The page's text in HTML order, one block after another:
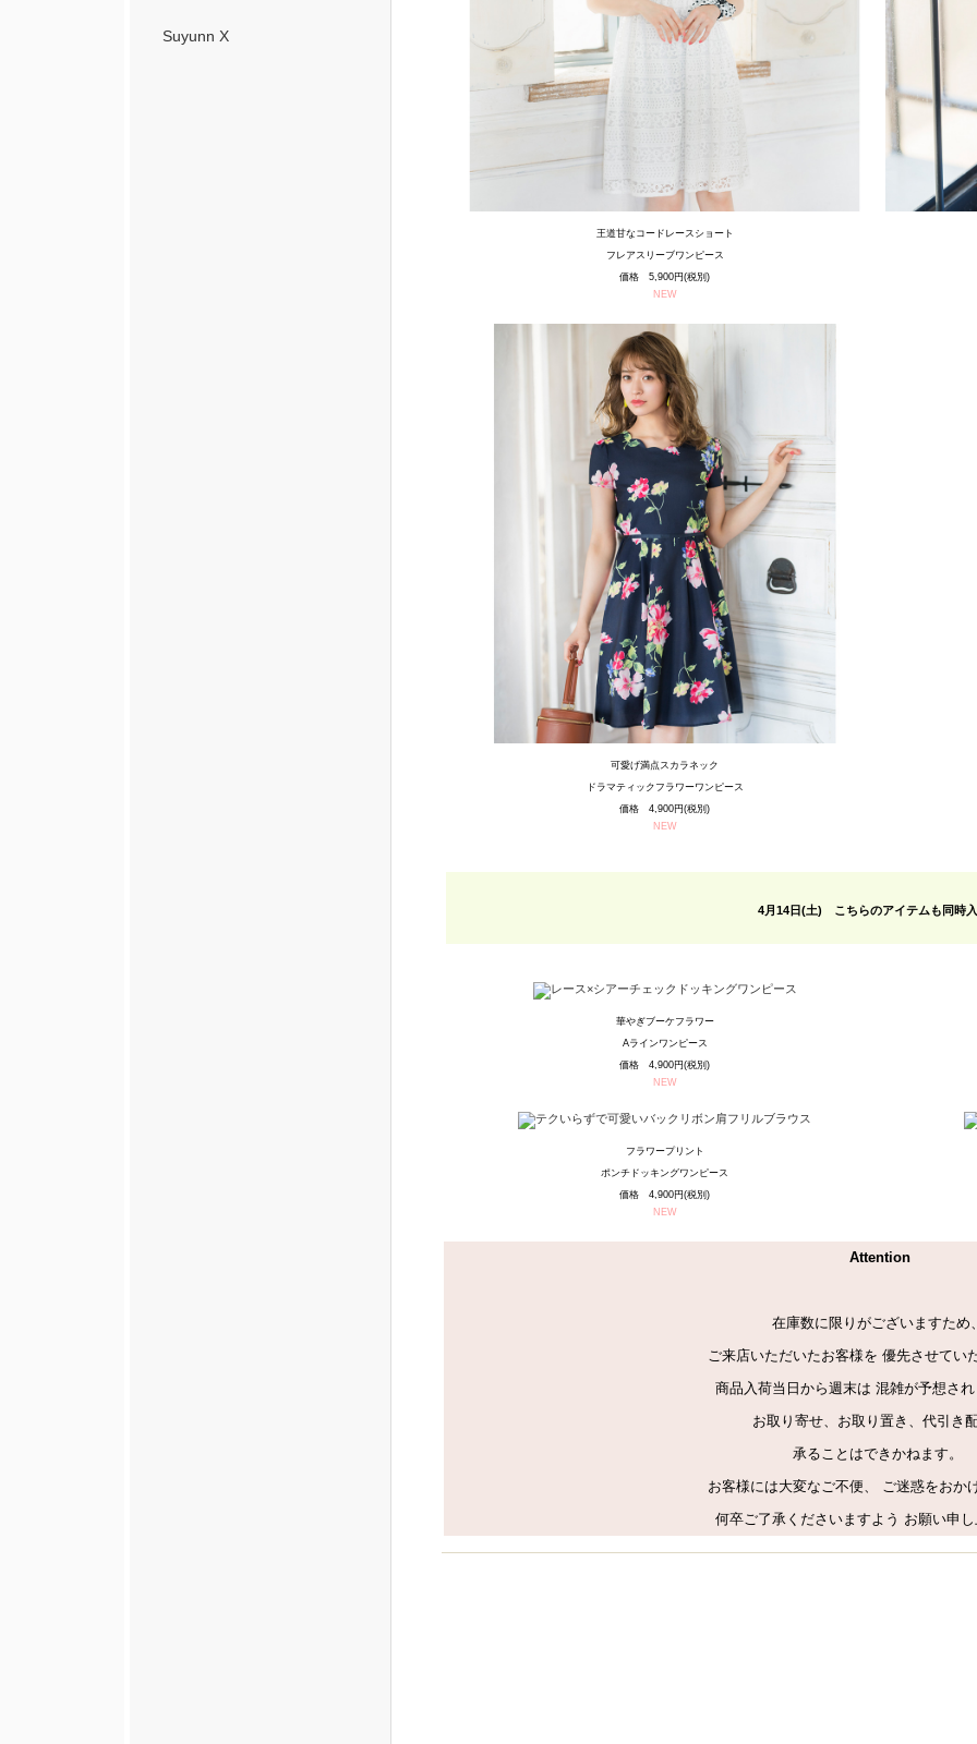
Suyunn X
王道甘なコードレースショート
フレアスリーブワンピース
価格 5,900円(税別)
NEW
可愛げ満点スカラネック
ドラマティックフラワーワンピース
価格 4,900円(税別)
NEW
4月14日(土) こちらのアイテムも同時
華やぎブーケフラワー
Aラインワンピース
価格 4,900円(税別)
NEW
フラワープリント
ポンチドッキングワンピース
価格 4,900円(税別)
NEW
Attention
在庫数に限りがございますため
ご来店いただいたお客様を 優先させてい
商品入荷当日から週末は 混雑が予想さ
お取り寄せ、お取り置き、代引き
承ることはできかねます。
お客様には大変なご不便、 ご迷惑をおか
何卒ご了承くださいますよう お願い申